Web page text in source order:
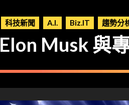
科技新聞 A.I. Biz.IT 趨勢分
Elon Musk 與